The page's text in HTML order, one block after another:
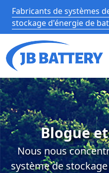
Fabricants de systèmes
stockage d'énergie de
Blogue
Nous nous
système de